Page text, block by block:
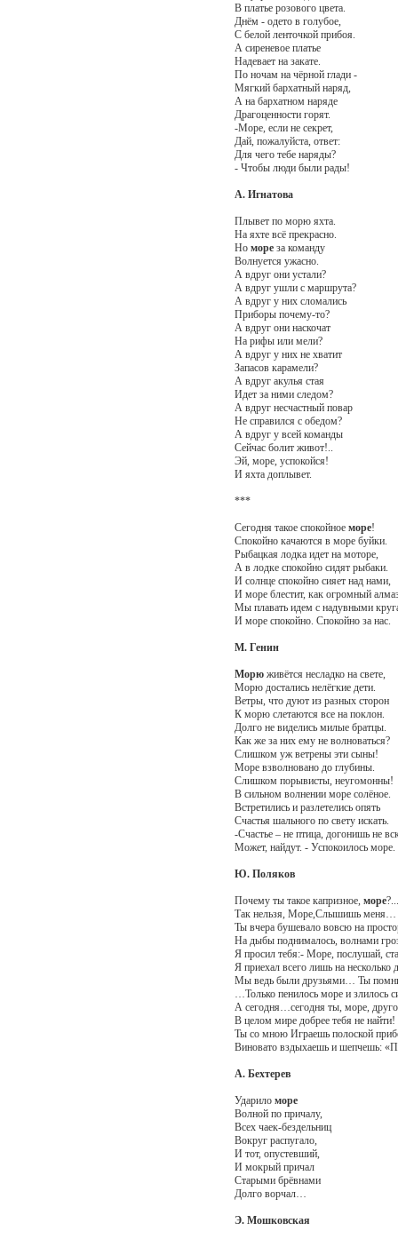
В платье розового цвета.
Днём - одето в голубое,
С белой ленточкой прибоя.
А сиреневое платье
Надевает на закате.
По ночам на чёрной глади -
Мягкий бархатный наряд,
А на бархатном наряде
Драгоценности горят.
-Море, если не секрет,
Дай, пожалуйста, ответ:
Для чего тебе наряды?
- Чтобы люди были рады!
А. Игнатова
Плывет по морю яхта.
На яхте всё прекрасно.
Но мореза команду
Волнуется ужасно.
А вдруг они устали?
А вдруг ушли с маршрута?
А вдруг у них сломались
Приборы почему-то?
А вдруг они наскочат
На рифы или мели?
А вдруг у них не хватит
Запасов карамели?
А вдруг акулья стая
Идет за ними следом?
А вдруг несчастный повар
Не справился с обедом?
А вдруг у всей команды
Сейчас болит живот!..
Эй, море, успокойся!
И яхта доплывет.
***
Сегодня такое спокойное море!
Спокойно качаются в море буйки.
Рыбацкая лодка идет на моторе,
А в лодке спокойно сидят рыбаки.
И солнце спокойно сияет над нами,
И море блестит, как огромный
Мы плавать идем с надувными
И море спокойно. Спокойно за нас.
М. Генин
Морюживётся несладко на свете,
Морю достались нелёгкие дети.
Ветры, что дуют из разных сторон
К морю слетаются все на поклон.
Долго не виделись милые братцы.
Как же за них ему не волноваться?
Слишком уж ветрены эти сыны!
Море взволновано до глубины.
Слишком порывисты, неугомонны!
В сильном волнении море солёное.
Встретились и разлетелись опять
Счастья шального по свету искать.
-Счастье – не птица, догонишь не
Может, найдут. - Успокоилось море.
Ю. Поляков
Почему ты такое капризное, море?...
Так нельзя, Море,Слышишь меня…
Ты вчера бушевало вовсю на
На дыбы поднималось, волнами
Я просил тебя:- Море, послушай,
Я приехал всего лишь на несколько
Мы ведь были друзьями… Ты
…Только пенилось море и злилось
А сегодня…сегодня ты, море,
В целом мире добрее тебя не найти!
Ты со мною Играешь полоской
Виновато вздыхаешь и шепчешь:
А. Бехтерев
Ударило море
Волной по причалу,
Всех чаек-бездельниц
Вокруг распугало,
И тот, опустевший,
И мокрый причал
Старыми брёвнами
Долго ворчал…
Э. Мошковская